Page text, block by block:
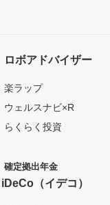
ロボアドバイザー
楽ラップ
ウェルスナビ×R
らくらく投資
確定拠出年金
iDeCo（イデコ）